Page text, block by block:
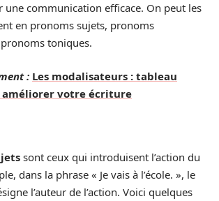
communication efficace. On peut les
en pronoms sujets, pronoms
toniques.
: Les modalisateurs : tableau
votre écriture
sont ceux qui introduisent l’action du
dans la phrase « Je vais à l’école. », le
l’auteur de l’action. Voici quelques